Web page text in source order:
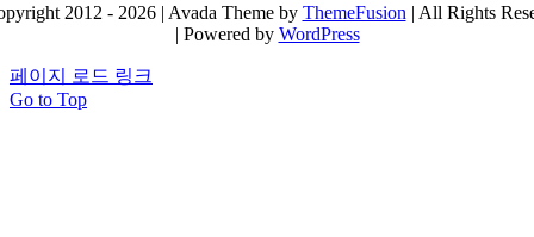
2012 - 2026 | Avada Theme by ThemeFusion | All Rights
| Powered by WordPress
페이지 로드 링크
Go to Top